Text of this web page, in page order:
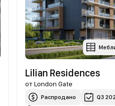
Lilian Residences
отLondon Gate
Распродано Q3